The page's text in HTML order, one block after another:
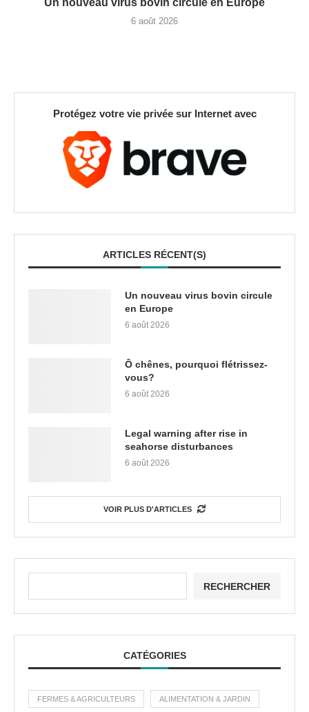
Un nouveau virus bovin circule en Europe
6 août 2026
Protégez votre vie privée sur Internet avec
ARTICLES RÉCENT(S)
Un nouveau virus bovin circule
en Europe
6 août 2026
Ô chênes, pourquoi flétrissez-
vous?
6 août 2026
Legal warning after rise in
seahorse disturbances
6 août 2026
VOIR PLUS D'ARTICLES
RECHERCHER
CATÉGORIES
FERMES & AGRICULTEURS ALIMENTATION & JARDIN